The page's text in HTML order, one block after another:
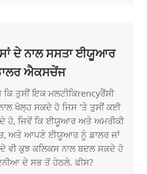
ਦੇ ਨਾਲ ਸਸਤਾ ਈਯੂਆਰ
ਐਕਸਚੇਂਜ
ਕਿ ਤੁਸੀਂ ਇਕ ਮਲਟੀਕਿrencyਰੈਂਸੀ
ਖੋਲ੍ਹ ਸਕਦੇ ਹੋ ਜਿਸ 'ਤੇ ਤੁਸੀਂ ਕਈ
ਹੋ, ਜਿਵੇਂ ਕਿ ਈਯੂਆਰ ਅਤੇ ਅਮਰੀਕੀ
ਅਤੇ ਆਪਣੇ ਈਯੂਆਰ ਨੂੰ ਡਾਲਰ ਜਾਂ
ਵੀ ਕੁਝ ਕਲਿਕਸ ਨਾਲ ਬਦਲ ਸਕਦੇ ਹੋ
ਦੇ ਸਭ ਤੋਂ ਹੇਠਲੇ. ਫੀਸ?